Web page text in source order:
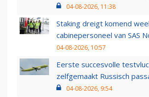
04-08-2026, 11:38
Staking dreigt komend
cabinepersoneel van SAS
04-08-2026, 10:57
Eerste succesvolle
zelfgemaakt Russisch
04-08-2026, 9:54